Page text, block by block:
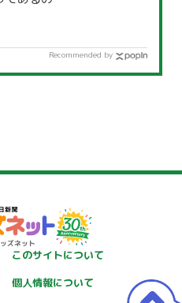
Recommended by
このサイトについて
個人情報について